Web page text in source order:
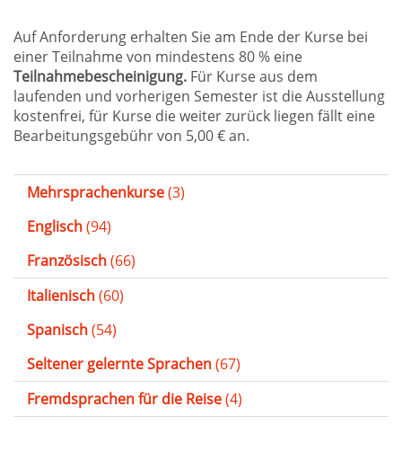
Auf Anforderung erhalten Sie am Ende der Kurse bei
einer Teilnahme von mindestens 80 % eine
Teilnahmebescheinigung. Für Kurse aus dem
laufenden und vorherigen Semester ist die Ausstellung
kostenfrei, für Kurse die weiter zurück liegen fällt eine
Bearbeitungsgebühr von 5,00 € an.
Mehrsprachenkurse(3)
Englisch(94)
Französisch(66)
Italienisch(60)
Spanisch(54)
Seltener gelernte Sprachen(67)
Fremdsprachen für die Reise(4)